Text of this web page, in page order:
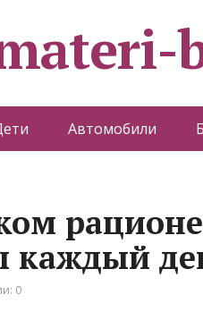
Автомобили
каждый
0